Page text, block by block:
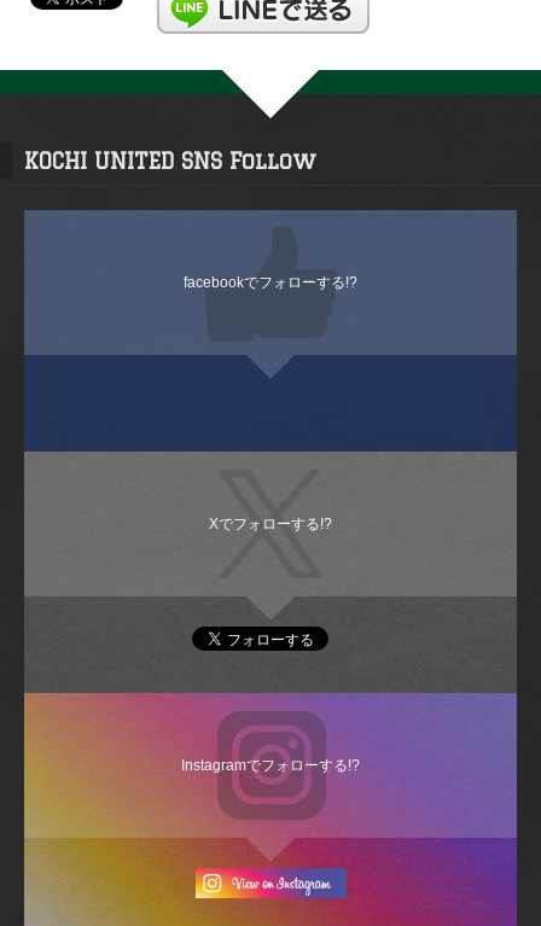
KOCHI UNITED SNS Follow
facebookでフォローする!?
Xでフォローする!?
Instagramでフォローする!?